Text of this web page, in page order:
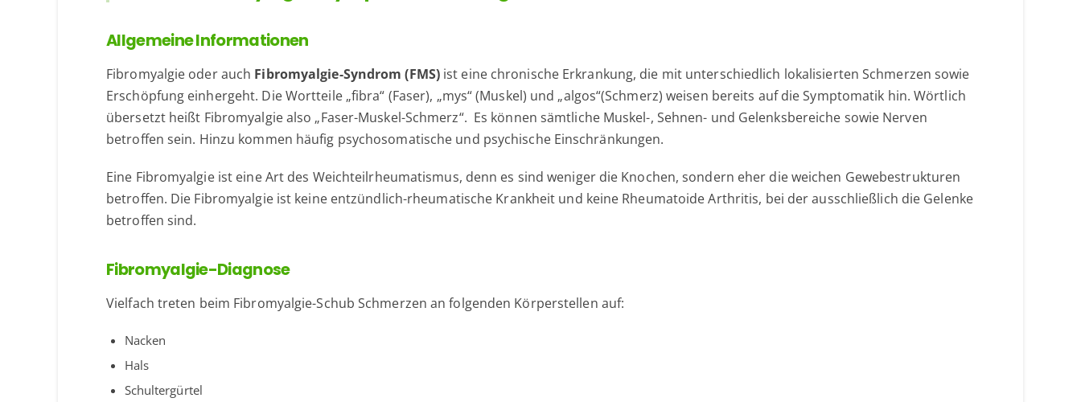
Allgemeine Informationen
Fibromyalgie oder auch Fibromyalgie-Syndrom (FMS)ist eine chronische Erkrankung, die mit unterschiedlich lokalisierten Schmerzen sowie
Erschöpfung einhergeht. Die Wortteile „fibra“ (Faser), „mys“ (Muskel) und „algos“(Schmerz) weisen bereits auf die Symptomatik hin. Wörtlich
übersetzt heißt Fibromyalgie also „Faser-Muskel-Schmerz“. Es können sämtliche Muskel-, Sehnen- und Gelenksbereiche sowie Nerven
betroffen sein. Hinzu kommen häufig psychosomatische und psychische Einschränkungen.
Eine Fibromyalgie ist eine Art des Weichteilrheumatismus, denn es sind weniger die Knochen, sondern eher die weichen Gewebestrukturen
betroffen. Die Fibromyalgie ist keine entzündlich-rheumatische Krankheit und keine Rheumatoide Arthritis, bei der ausschließlich die Gelenke
betroffen sind.
Fibromyalgie-Diagnose
Vielfach treten beim Fibromyalgie-Schub Schmerzen an folgenden Körperstellen auf:
Nacken
Hals
Schultergürtel